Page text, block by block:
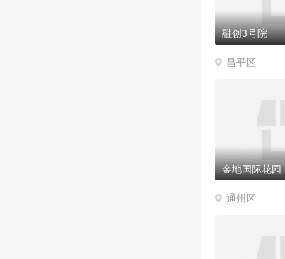
融创3号院
昌平区
金地国际花园
通州区